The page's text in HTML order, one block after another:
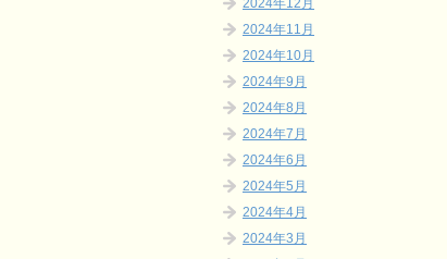
2024年12月
2024年11月
2024年10月
2024年9月
2024年8月
2024年7月
2024年6月
2024年5月
2024年4月
2024年3月